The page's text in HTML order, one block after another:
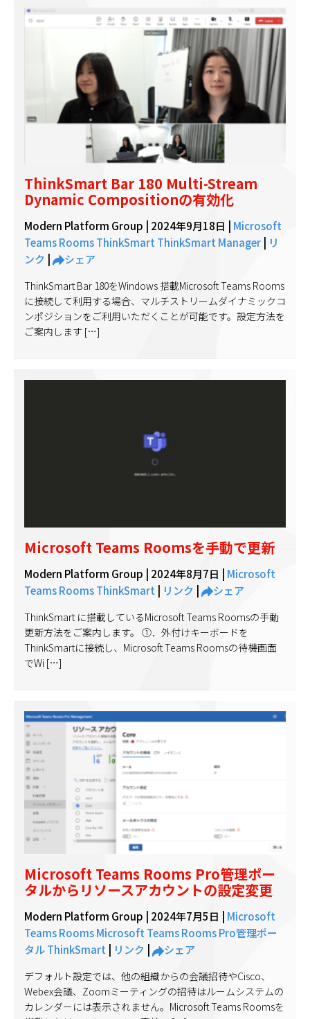
ThinkSmart Bar 180 Multi-Stream
Dynamic Compositionの有効化
Modern Platform Group | 2024年9月18日 | Microsoft
Teams RoomsThinkSmart ThinkSmart Manager | リ
ンク | シェア
ThinkSmart Bar 180をWindows 搭載Microsoft Teams Rooms
に接続して利用する場合、マルチストリームダイナミックコ
ンポジションをご利用いただくことが可能です。設定方法を
ご案内します […]
Microsoft Teams Roomsを手動で更新
Modern Platform Group | 2024年8月7日 | Microsoft
Teams RoomsThinkSmart | リンク | シェア
ThinkSmart に搭載しているMicrosoft Teams Roomsの手動
更新方法をご案内します。 ①．外付けキーボードを
ThinkSmartに接続し、Microsoft Teams Roomsの待機画面
でWi […]
Microsoft Teams Rooms Pro管理ポー
タルからリソースアカウントの設定変更
Modern Platform Group | 2024年7月5日
Microsoft
Teams RoomsMicrosoft Teams Rooms Pro管理ポー
タルThinkSmart リンク シェア
デフォルト設定では、他の組織からの会議招待やCisco、
Webex会議、Zoomミーティングの招待はルームシステムの
カレンダーには表示されません。Microsoft Teams Roomsを